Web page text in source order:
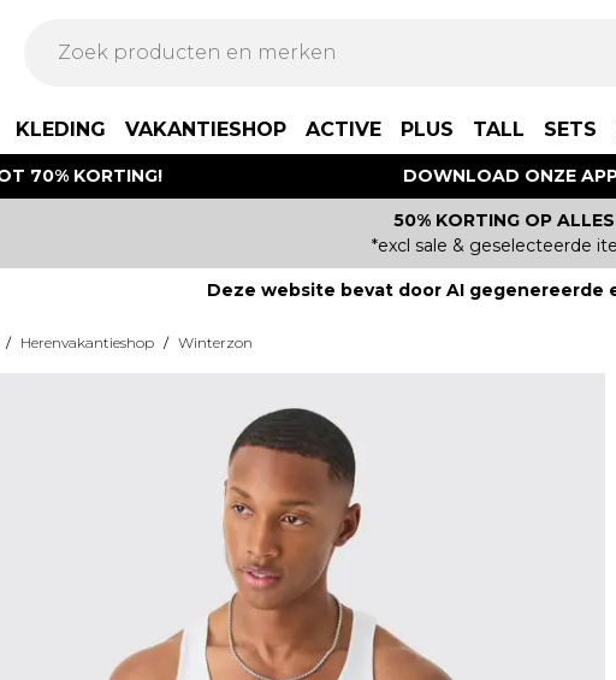
KLEDING VAKANTIESHOP ACTIVE PLUS TALL SETS
70% KORTING! DOWNLOAD ONZE
50% KORTING OP
*excl sale & geselecteerde
Deze website bevat door AI
/ Herenvakantieshop / Winterzon